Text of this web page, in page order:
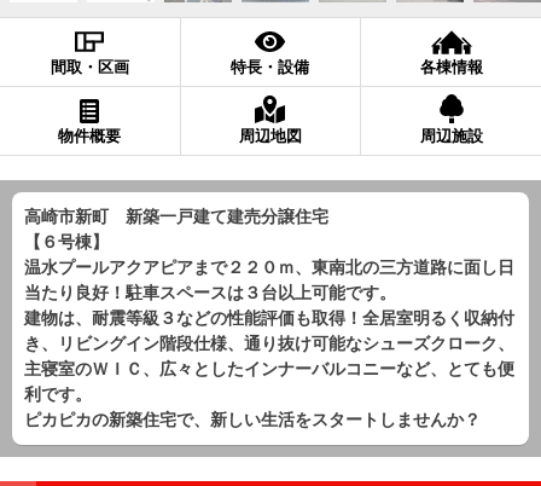
間取・区画 特長・設備 各棟情報
物件概要 周辺地図 周辺施設
高崎市新町 新築一戸建て建売分譲住宅
【６号棟】
温水プールアクアピアまで２２０ｍ、東南北の三方道路に面し日
当たり良好！駐車スペースは３台以上可能です。
建物は、耐震等級３などの性能評価も取得！全居室明るく収納付
き、リビングイン階段仕様、通り抜け可能なシューズクローク、
主寝室のＷＩＣ、広々としたインナーバルコニーなど、とても便
利です。
ピカピカの新築住宅で、新しい生活をスタートしませんか？